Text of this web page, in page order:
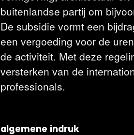
buitenlandse partij om
De subsidie vormt een
een vergoeding voor de
de activiteit. Met deze
versterken van de
professionals.
algemene indruk